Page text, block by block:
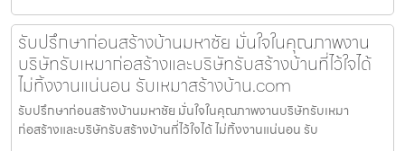
รับปรึกษาก่อนสร้างบ้านมหาชัย มั่นใจในคุณภาพงาน
บริษัทรับเหมาก่อสร้างและบริษัทรับสร้างบ้านที่ไว้ใจได้
ไม่ทิ้งงานแน่นอน รับเหมาสร้างบ้าน.com
รับปรึกษาก่อนสร้างบ้านมหาชัย มั่นใจในคุณภาพงานบริษัทรับเหมา
ก่อสร้างและบริษัทรับสร้างบ้านที่ไว้ใจได้ ไม่ทิ้งงานแน่นอน รับ